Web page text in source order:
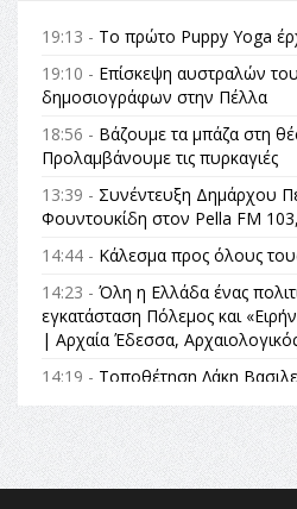
19:13 - Το πρώτο Puppy Yoga
19:10 - Επίσκεψη αυστραλών
δημοσιογράφων στην Πέλλα
18:56 - Βάζουμε τα μπάζα στη
Προλαμβάνουμε τις πυρκαγιές
13:39 - Συνέντευξη Δημάρχου
Φουντουκίδη στον Pella FM
14:44 - Κάλεσμα προς όλους
14:23 - Όλη η Ελλάδα ένας
εγκατάσταση Πόλεμος και
| Αρχαία Έδεσσα,
14:19 - Τοποθέτηση Λάκη
θεσμικές διαδικασίες υπάρχει
στις επόμενες γενιές»
16:35 -Το πρόγραμμα του